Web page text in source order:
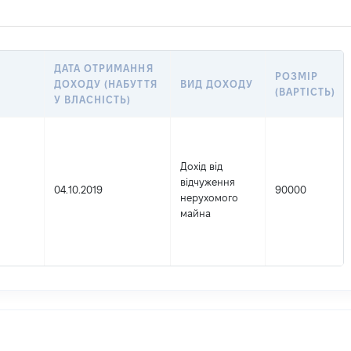
ДАТА ОТРИМАННЯ
ДОХОДУ (НАБУТТЯ
У ВЛАСНІСТЬ)
ВИД ДОХОДУ
РОЗМІР
(ВАРТІСТЬ)
04.10.2019
Дохід від
відчуження
нерухомого
майна
90000